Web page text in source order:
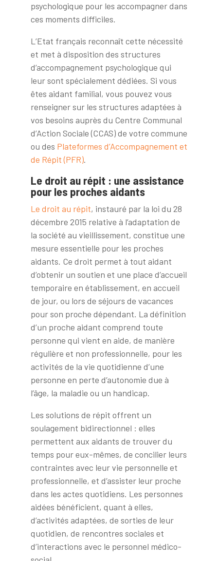
psychologique pour les accompagner dans
ces moments difficiles.
L’Etat français reconnaît cette nécessité
et met à disposition des structures
d’accompagnement psychologique qui
leur sont spécialement dédiées. Si vous
êtes aidant familial, vous pouvez vous
renseigner sur les structures adaptées à
vos besoins auprès du Centre Communal
d’Action Sociale (CCAS) de votre commune
ou des Plateformes d’Accompagnement et
de Répit (PFR).
Le droit au répit : une assistance
pour les proches aidants
Le droit au répit, instauré par la loi du 28
décembre 2015 relative à l’adaptation de
la société au vieillissement, constitue une
mesure essentielle pour les proches
aidants. Ce droit permet à tout aidant
d’obtenir un soutien et une place d’accueil
temporaire en établissement, en accueil
de jour, ou lors de séjours de vacances
pour son proche dépendant. La définition
d’un proche aidant comprend toute
personne qui vient en aide, de manière
régulière et non professionnelle, pour les
activités de la vie quotidienne d’une
personne en perte d’autonomie due à
l’âge, la maladie ou un handicap.
Les solutions de répit offrent un
soulagement bidirectionnel : elles
permettent aux aidants de trouver du
temps pour eux-mêmes, de concilier leurs
contraintes avec leur vie personnelle et
professionnelle, et d’assister leur proche
dans les actes quotidiens. Les personnes
aidées bénéficient, quant à elles,
d’activités adaptées, de sorties de leur
quotidien, de rencontres sociales et
d’interactions avec le personnel médico-